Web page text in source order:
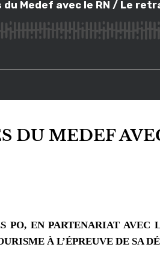
DU MEDEF
EN PARTENARIAT AVEC
À L’ÉPREUVE DE SA